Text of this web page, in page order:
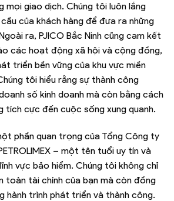
mọi giao dịch. Chúng tôi luôn lắng
của khách hàng để đưa ra những
ra, PJICO Bắc Ninh cũng cam kết
các hoạt động xã hội và cộng đồng,
triển bền vững của khu vực miền
tôi hiểu rằng sự thành công
số kinh doanh mà còn bằng cách
tích cực đến cuộc sống xung quanh.
phần quan trọng của Tổng Công ty
– một tên tuổi uy tín và
vực bảo hiểm. Chúng tôi không chỉ
toàn tài chính của bạn mà còn đồng
hành trình phát triển và thành công.